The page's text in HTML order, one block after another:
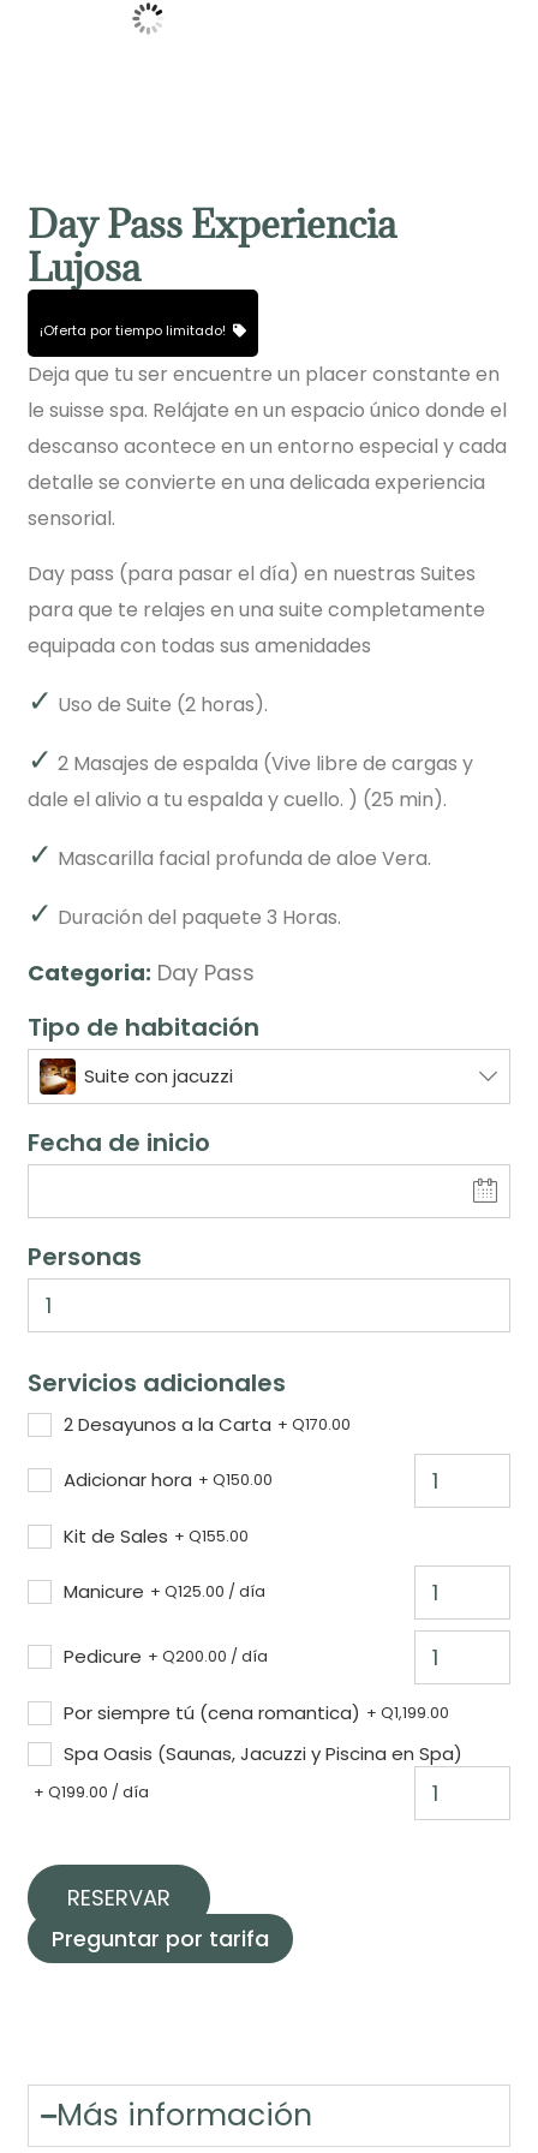
Day Pass Experiencia
Lujosa
¡Oferta por tiempo limitado!
Deja que tu ser encuentre un placer constante en
le suisse spa. Relájate en un espacio único donde el
descanso acontece en un entorno especial y cada
detalle se convierte en una delicada experiencia
sensorial.
Day pass (para pasar el día) en nuestras Suites
para que te relajes en una suite completamente
equipada con todas sus amenidades
✓ Uso de Suite (2 horas).
✓ 2 Masajes de espalda (Vive libre de cargas y
dale el alivio a tu espalda y cuello. ) (25 min).
✓ Mascarilla facial profunda de aloe Vera.
✓ Duración del paquete 3 Horas.
Categoria: Day Pass
Tipo de habitación
Suite con jacuzzi
Fecha de inicio
Personas
Servicios adicionales
2 Desayunos a la Carta +Q170.00
Adicionar hora +Q150.00
Kit de Sales +Q155.00
Manicure +Q125.00 / día
Pedicure +Q200.00 / día
Por siempre tú (cena romantica) +Q1,199.00
Spa Oasis (Saunas, Jacuzzi y Piscina en Spa)
+Q199.00 / día
RESERVAR
Preguntar por tarifa
Más información